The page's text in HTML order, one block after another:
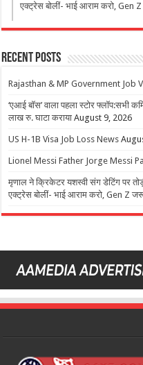
एक्ट्रेस बोलीं- भाई आराम करो, Gen Z
Recent Posts
Rajasthan & MP Government Job
‘एआई बॉस’ वाला पहला स्टोर फ्लॉप:सभी
लाख रु. घाटा कराया August 9, 2026
US H-1B Visa Job Loss News
Lionel Messi Father Jorge Messi
मृणाल ने क्रिकेटर यशस्वी संग डेटिंग पर
एक्ट्रेस बोलीं- भाई आराम करो, Gen Z